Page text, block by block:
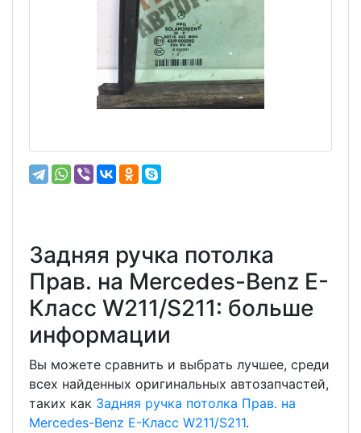
Задняя ручка потолка
Прав. на Mercedes-Benz E-
Класс W211/S211: больше
информации
Вы можете сравнить и выбрать лучшее, среди
всех найденных оригинальных автозапчастей,
таких как Задняя ручка потолка Прав. на
Mercedes-Benz E-Класс W211/S211.